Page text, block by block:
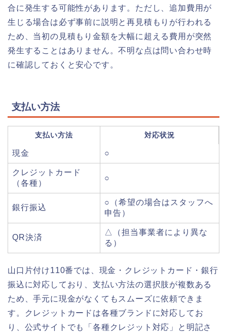
合に発生する可能性があります。ただし、追加費用が
生じる場合は必ず事前に説明と再見積もりが行われる
ため、当初の見積もり金額を大幅に超える費用が突然
発生することはありません。不明な点は問い合わせ時
に確認しておくと安心です。
支払い方法
支払い方法 対応状況
現金 ○
クレジットカード
（各種）
○
銀行振込
○（希望の場合はスタッフへ
申告）
QR決済
△（担当事業者により異な
る）
山口片付け110番では、現金・クレジットカード・銀行
振込に対応しており、支払い方法の選択肢が複数ある
ため、手元に現金がなくてもスムーズに依頼できま
す。クレジットカードは各種ブランドに対応してお
り、公式サイトでも「各種クレジット対応」と明記さ